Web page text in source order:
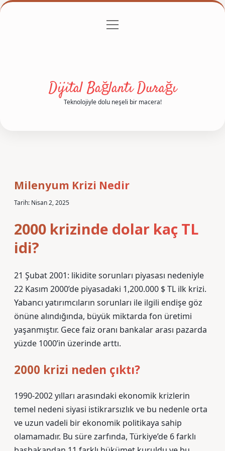
Gizlilik Politikası
menüyü
Dijital Bağlantı Durağı
Teknolojiyle dolu neşeli bir macera!
Milenyum Krizi Nedir
Tarih: Nisan 2, 2025
2000 krizinde dolar kaç TL
idi?
21 Şubat 2001: likidite sorunları piyasası nedeniyle
22 Kasım 2000’de piyasadaki 1,200.000 $ TL ilk krizi.
Yabancı yatırımcıların sorunları ile ilgili endişe göz
önüne alındığında, büyük miktarda fon üretimi
yaşanmıştır. Gece faiz oranı bankalar arası pazarda
yüzde 1000’in üzerinde arttı.
2000 krizi neden çıktı?
1990-2002 yılları arasındaki ekonomik krizlerin
temel nedeni siyasi istikrarsızlık ve bu nedenle orta
ve uzun vadeli bir ekonomik politikaya sahip
olamamadır. Bu süre zarfında, Türkiye’de 6 farklı